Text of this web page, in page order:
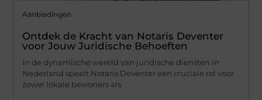
Aanbiedingen
Ontdek de Kracht van Notaris Deventer
voor Jouw Juridische Behoeften
In de dynamische wereld van juridische diensten in
Nederland speelt Notaris Deventer een cruciale rol voor
zowel lokale bewoners als